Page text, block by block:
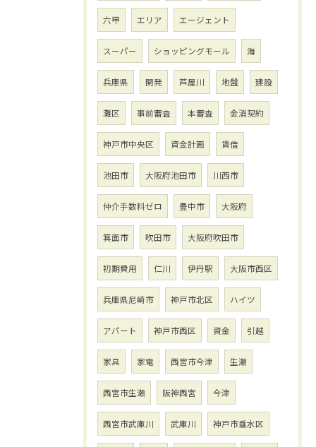
六甲 エリア エージェント
スーパー ショッピングモール 海
兵庫県 開発 芦屋川 地盤 建設
灘区 事前審査 本審査 金消契約
神戸市中央区 資金計画 賃借
池田市 大阪府池田市 川西市
仲介手数料ゼロ 豊中市 大阪府
箕面市 吹田市 大阪府吹田市
初期費用 仁川 伊丹駅 大阪市西区
兵庫県尼崎市 神戸市北区 ハイツ
アパート 神戸市西区 資金 引越
家具 家電 西宮市今津 生瀬
西宮市生瀬 阪神西宮 今津
西宮市武庫川 武庫川 神戸市垂水区